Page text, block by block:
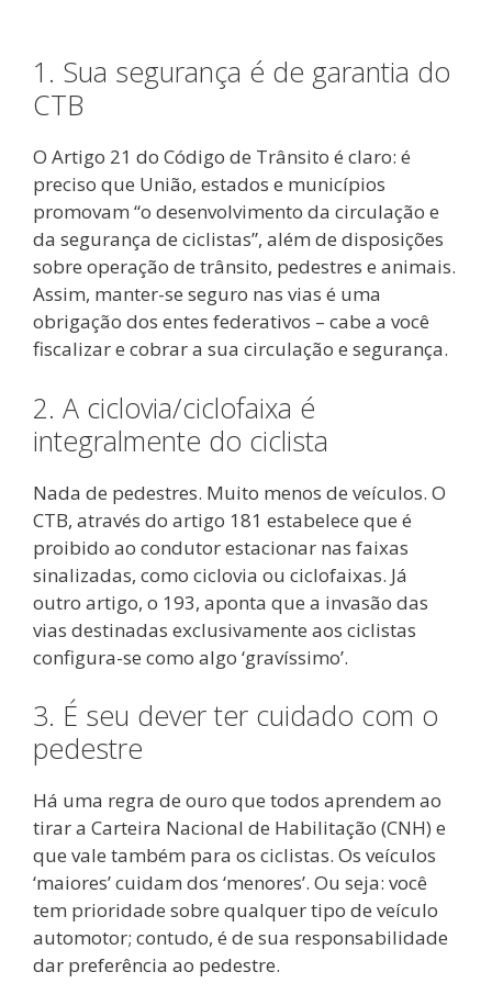
1. Sua segurança é de garantia do
CTB
O Artigo 21 do Código de Trânsito é claro: é
preciso que União, estados e municípios
promovam “o desenvolvimento da circulação e
da segurança de ciclistas”, além de disposições
sobre operação de trânsito, pedestres e animais.
Assim, manter-se seguro nas vias é uma
obrigação dos entes federativos – cabe a você
fiscalizar e cobrar a sua circulação e segurança.
2. A ciclovia/ciclofaixa é
integralmente do ciclista
Nada de pedestres. Muito menos de veículos. O
CTB, através do artigo 181 estabelece que é
proibido ao condutor estacionar nas faixas
sinalizadas, como ciclovia ou ciclofaixas. Já
outro artigo, o 193, aponta que a invasão das
vias destinadas exclusivamente aos ciclistas
configura-se como algo ‘gravíssimo’.
3. É seu dever ter cuidado com o
pedestre
Há uma regra de ouro que todos aprendem ao
tirar a Carteira Nacional de Habilitação (CNH) e
que vale também para os ciclistas. Os veículos
‘maiores’ cuidam dos ‘menores’. Ou seja: você
tem prioridade sobre qualquer tipo de veículo
automotor; contudo, é de sua responsabilidade
dar preferência ao pedestre.